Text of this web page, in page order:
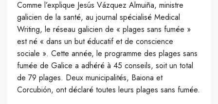
Comme l’explique Jesús Vázquez Almuiña, ministre
galicien de la santé, au journal spécialisé Medical
Writing, le réseau galicien de « plages sans fumée »
est né « dans un but éducatif et de conscience
sociale ». Cette année, le programme des plages sans
fumée de Galice a adhéré à 45 conseils, soit un total
de 79 plages. Deux municipalités, Baiona et
Corcubión, ont déclaré toutes leurs plages sans fumée.